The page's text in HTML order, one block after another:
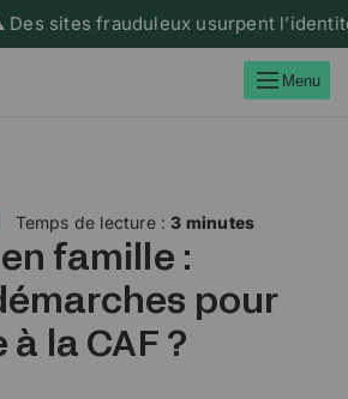
sites frauduleux usurpent l’identité
Menu
Temps de lecture :3 minutes
famille :
pour
à la CAF ?